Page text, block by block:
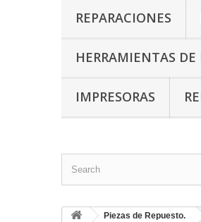
REPARACIONES
HERRAMIENTAS
IMPRESORAS
Piezas de Repuesto.